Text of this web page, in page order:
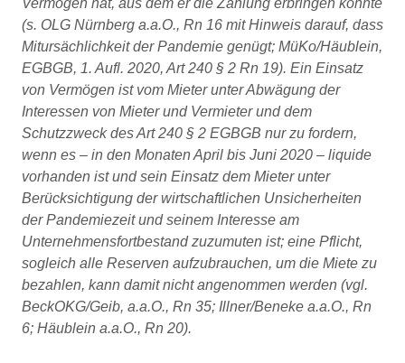
Vermögen hat, aus dem er die Zahlung erbringen könnte
(s. OLG Nürnberg a.a.O., Rn 16 mit Hinweis darauf, dass
Mitursächlichkeit der Pandemie genügt; MüKo/Häublein,
EGBGB, 1. Aufl. 2020, Art 240 § 2 Rn 19). Ein Einsatz
von Vermögen ist vom Mieter unter Abwägung der
Interessen von Mieter und Vermieter und dem
Schutzzweck des Art 240 § 2 EGBGB nur zu fordern,
wenn es – in den Monaten April bis Juni 2020 – liquide
vorhanden ist und sein Einsatz dem Mieter unter
Berücksichtigung der wirtschaftlichen Unsicherheiten
der Pandemiezeit und seinem Interesse am
Unternehmensfortbestand zuzumuten ist; eine Pflicht,
sogleich alle Reserven aufzubrauchen, um die Miete zu
bezahlen, kann damit nicht angenommen werden (vgl.
BeckOKG/Geib, a.a.O., Rn 35; Illner/Beneke a.a.O., Rn
6; Häublein a.a.O., Rn 20).